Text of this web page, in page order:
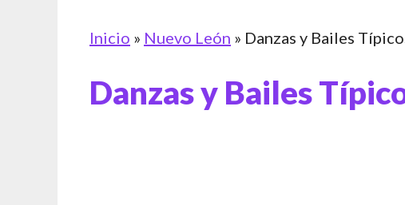
Inicio » Nuevo León » Danzas y Bailes
Danzas y Bailes